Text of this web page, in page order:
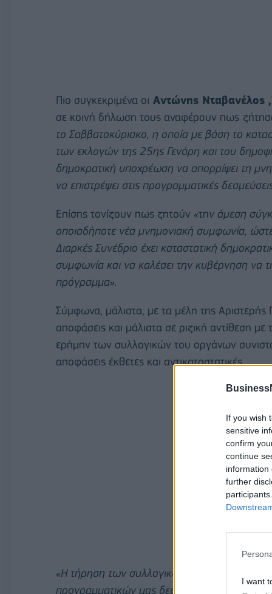
If you wish
sensitive
confirm
continue
information
further
I want
Πιο συγκεκριμένα οι Αντώνης Νταβανέλος
σε κοινή δήλωση τους αναφέρουν πως
το Σαββατοκύριακο, η οποία με βάση το
των εκλογών της 25ης Γενάρη και του
δημοκρατική υποχρέωση να απορρίψει τη
να επιστρέψει στις προγραμματικές
Επίσης τονίζουν πως ζητούν «την άμεση
οποιαδήποτε νέα μνημονιακή συμφωνία,
Διαρκές Συνέδριο έχει καταστατική
συμφωνία και να καλέσει την κυβέρνηση να
πρόγραμμα».
Σύμφωνα, μάλιστα, με τα μέλη της Αριστερής
αποφάσεις και μάλιστα σε ριζική αντίθεση
ερήμην των συλλογικών του οργάνων
αποφάσεις έκθετες και αντικαταστατικές.
«Η τήρηση των συλλογικών δημοκρατικών
προγραμματικών μας δεσμεύσεων και η